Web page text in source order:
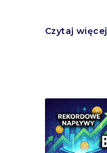
Czytaj więcej